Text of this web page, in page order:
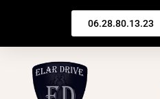
06.28.80.13.23